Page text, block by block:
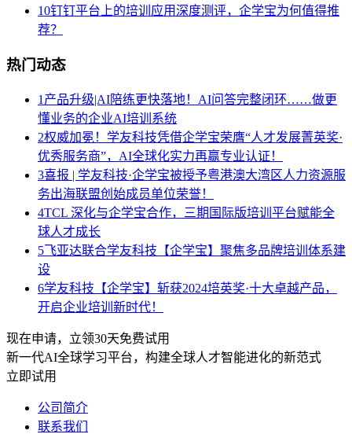
10钉钉平台上的培训应用深度测评，企学宝为何值得推
荐？
热门动态
1 产品升级|AI陪练更快落地！AI问答完整闭环……做更
懂业务的企业AI培训系统
2权威加冕！学友科技凭借企学宝荣膺“人才发展菁英奖·
优秀服务商”，AI全球化实力再赢专业认证！
3喜报 | 学友科技·企学宝被授予粤港澳大湾区人力资源服
务出海联盟创始成员单位荣誉！
4TCL 深化与企学宝合作，三期国际版培训平台赋能全
球人才成长
5飞亚达联合学友科技【企学宝】聚焦多品牌培训体系建
设
6学友科技【企学宝】斩获2024培英奖·十大卓越产品，
开启企业培训新时代！
现在申请，立领30天免费试用
新一代AI全球学习平台，构建全球人才智能进化的新范式
立即试用
公司简介
联系我们